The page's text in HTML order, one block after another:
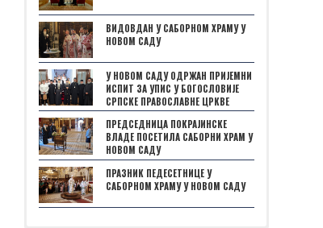
ВИДОВДАН У САБОРНОМ ХРАМУ У
НОВОМ САДУ
У НОВОМ САДУ ОДРЖАН ПРИЈЕМНИ
ИСПИТ ЗА УПИС У БОГОСЛОВИЈЕ
СРПСКЕ ПРАВОСЛАВНЕ ЦРКВЕ
ПРЕДСЕДНИЦА ПОКРАЈИНСКЕ
ВЛАДЕ ПОСЕТИЛА САБОРНИ ХРАМ У
НОВОМ САДУ
ПРАЗНИК ПЕДЕСЕТНИЦЕ У
САБОРНОМ ХРАМУ У НОВОМ САДУ